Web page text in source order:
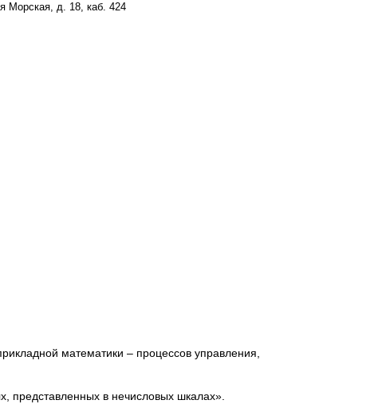
Морская, д. 18, каб. 424
математики – процессов управления,
представленных в нечисловых шкалах».